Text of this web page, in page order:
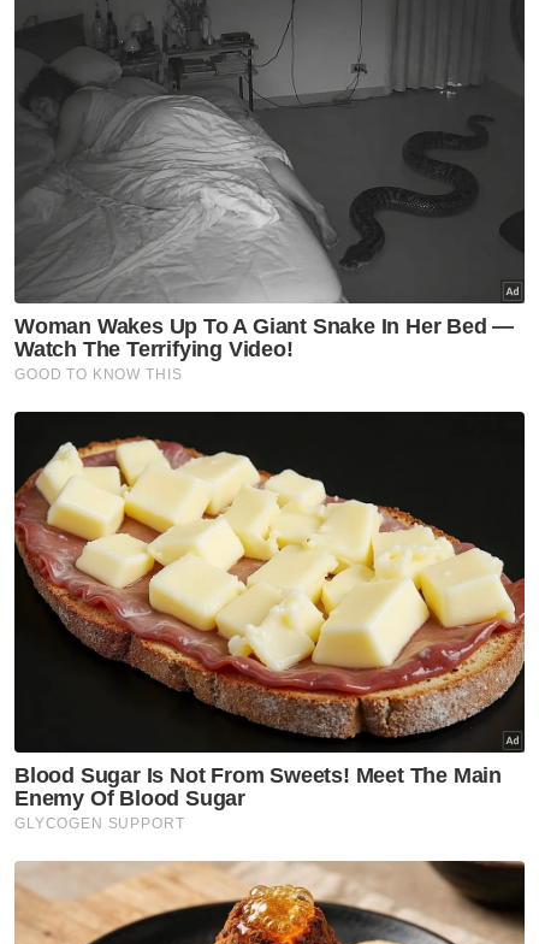
sebarang jenayah berkaitan hidupan liar ke
talian Hotline Jabatan Perhilitan di 1800-88-
5151 atau e-aduan melalui laman web
www.wildlife.gov.my.
Perhilitan sebelum ini pernah merekodkan
kes penjualan anak harimau hidup dengan
harga sekitar RM3,000 hingga RM5,000.
Ikuti Channel rasmi Sinar Harian di WhatsApp
supaya anda tidak terlepas berita-berita
terkini daripada kami. Jom!Klik di sini!
Harimau Belang
Harimau Malaya
Artikel Disyorkan
Semasa
Jenazah tiga anggota polis
maut renjatan elektrik akan
dibawa pulang ke kampung
halaman